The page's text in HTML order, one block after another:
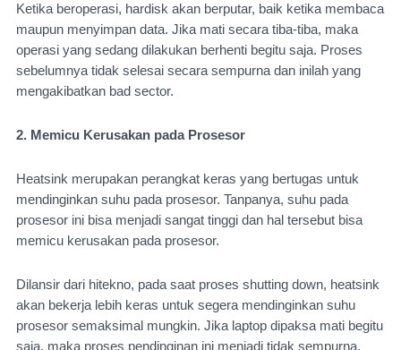
Ketika beroperasi, hardisk akan berputar, baik ketika membaca
maupun menyimpan data. Jika mati secara tiba-tiba, maka
operasi yang sedang dilakukan berhenti begitu saja. Proses
sebelumnya tidak selesai secara sempurna dan inilah yang
mengakibatkan bad sector.
2. Memicu Kerusakan pada Prosesor
Heatsink merupakan perangkat keras yang bertugas untuk
mendinginkan suhu pada prosesor. Tanpanya, suhu pada
prosesor ini bisa menjadi sangat tinggi dan hal tersebut bisa
memicu kerusakan pada prosesor.
Dilansir dari hitekno, pada saat proses shutting down, heatsink
akan bekerja lebih keras untuk segera mendinginkan suhu
prosesor semaksimal mungkin. Jika laptop dipaksa mati begitu
saja, maka proses pendinginan ini menjadi tidak sempurna.